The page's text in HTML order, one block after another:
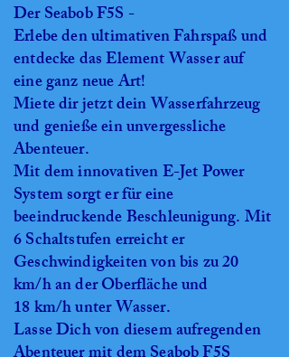
Der Seabob F5S -
Erlebe den ultimativen Fahrspaß und
entdecke das Element Wasser auf
eine ganz neue Art!
Miete dir jetzt dein Wasserfahrzeug
und genieße ein unvergessliche
Abenteuer.
Mit dem innovativen E-Jet Power
System sorgt er für eine
beeindruckende Beschleunigung. Mit
6 Schaltstufen erreicht er
Geschwindigkeiten von bis zu 20
km/h an der Oberfläche und
18 km/h unter Wasser.
Lasse Dich von diesem aufregenden